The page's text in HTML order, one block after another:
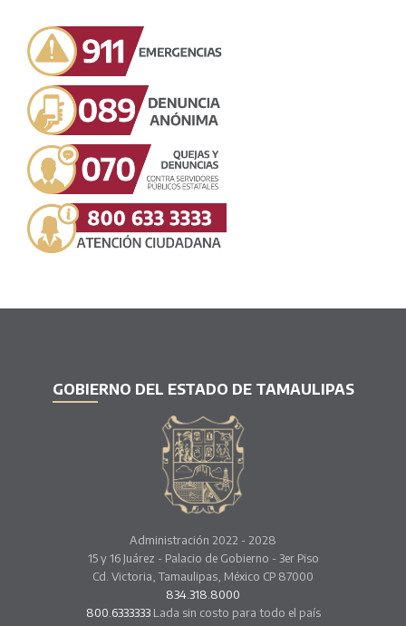
GOBIERNO DEL ESTADO DE TAMAULIPAS
Administración 2022 - 2028
15 y 16 Juárez - Palacio de Gobierno - 3er Piso
Cd. Victoria, Tamaulipas, México CP 87000
834.318.8000
800.6333333Lada sin costo para todo el país